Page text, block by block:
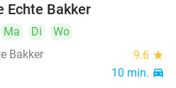
Echte Bakker
Ma Di
Wo
Bakker
9.6 star
10 min. directions_car